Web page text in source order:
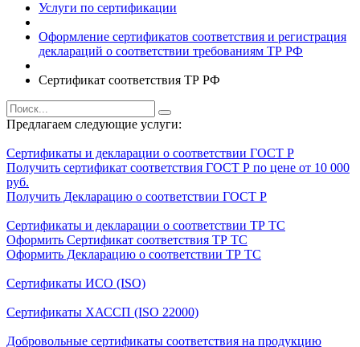
Услуги по сертификации
Оформление сертификатов соответствия и регистрация
деклараций о соответствии требованиям ТР РФ
Сертификат соответствия ТР РФ
Предлагаем следующие услуги:
Сертификаты и декларации о соответствии ГОСТ Р
Получить сертификат соответствия ГОСТ Р по цене от 10 000
руб.
Получить Декларацию о соответствии ГОСТ Р
Сертификаты и декларации о соответствии ТР ТС
Оформить Сертификат соответствия ТР ТС
Оформить Декларацию о соответствии ТР ТС
Сертификаты ИСО (ISO)
Сертификаты ХАССП (ISO 22000)
Добровольные сертификаты соответствия на продукцию